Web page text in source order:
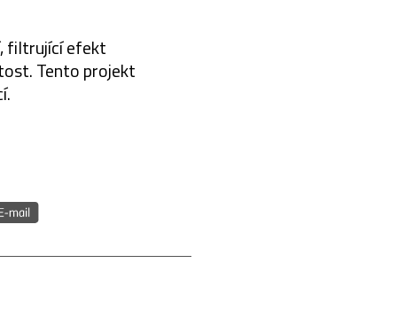
filtrující efekt
Tento projekt